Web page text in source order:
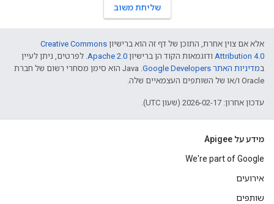
שליחת משוב
אלא אם צוין אחרת, התוכן של דף זה הוא ברישיון Creative Commons
Attribution 4.0 ודוגמאות הקוד הן ברישיון Apache 2.0. לפרטים, ניתן לעיין
במדיניות האתר Google Developers‏
.‏ Java הוא סימן מסחרי רשום של חברת
Oracle ו/או של השותפים העצמאיים שלה.
עדכון אחרון: 2026-02-17 (שעון UTC).
מידע על Apigee
We're part of Google
אירועים
שותפים